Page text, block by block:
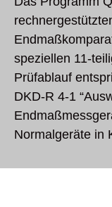
speziellen 11-
Prüfablauf
DKD-R 4-1
Normalgeräte in